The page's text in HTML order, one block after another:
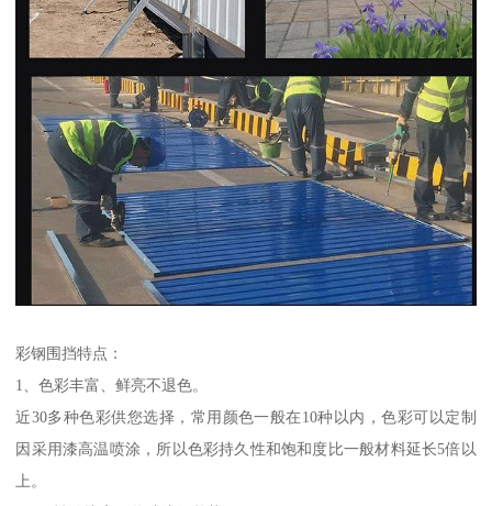
彩钢围挡特点：
1、色彩丰富、鲜亮不退色。
近30多种色彩供您选择，常用颜色一般在10种以内，色彩可以定制
因采用漆高温喷涂，所以色彩持久性和饱和度比一般材料延长5倍以
上。